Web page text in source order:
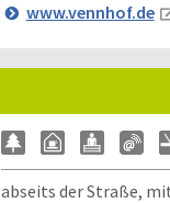
www.vennhof.de
abseits der Straße,